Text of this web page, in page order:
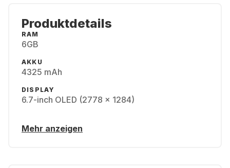
Produktdetails
RAM
6GB
AKKU
4325 mAh
DISPLAY
6.7-inch OLED (2778 x 1284)
Mehr anzeigen